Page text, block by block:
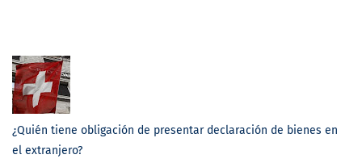
¿Quién tiene obligación de presentar declaración de bienes en
el extranjero?